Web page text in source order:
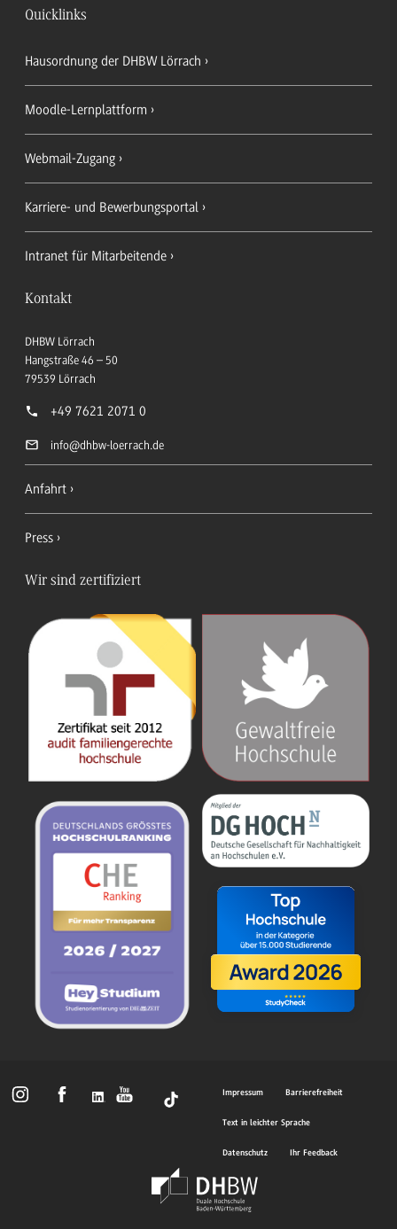
Quicklinks
Hausordnung der DHBW Lörrach
Moodle-Lernplattform
Webmail-Zugang
Karriere- und Bewerbungsportal
Intranet für Mitarbeitende
Kontakt
DHBW Lörrach
Hangstraße 46 – 50
79539 Lörrach
+49 7621 2071 0
info@dhbw-loerrach.de
Anfahrt
Press
Wir sind zertifiziert
Impressum Barrierefreiheit
Text in leichter Sprache
Datenschutz Ihr Feedback